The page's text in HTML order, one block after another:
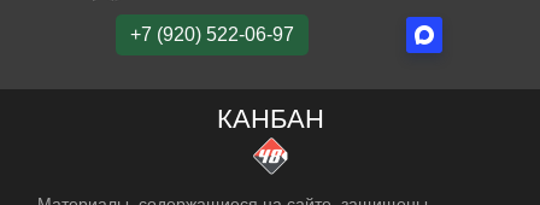
+7 (920) 522-06-97
КАНБАН